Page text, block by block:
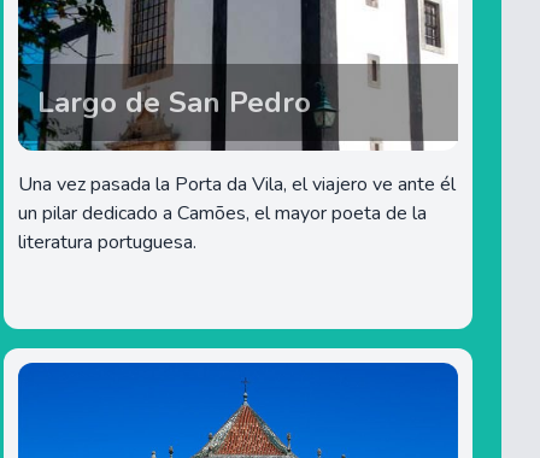
Largo de San Pedro
Una vez pasada la Porta da Vila, el viajero ve ante él
un pilar dedicado a Camões, el mayor poeta de la
literatura portuguesa.